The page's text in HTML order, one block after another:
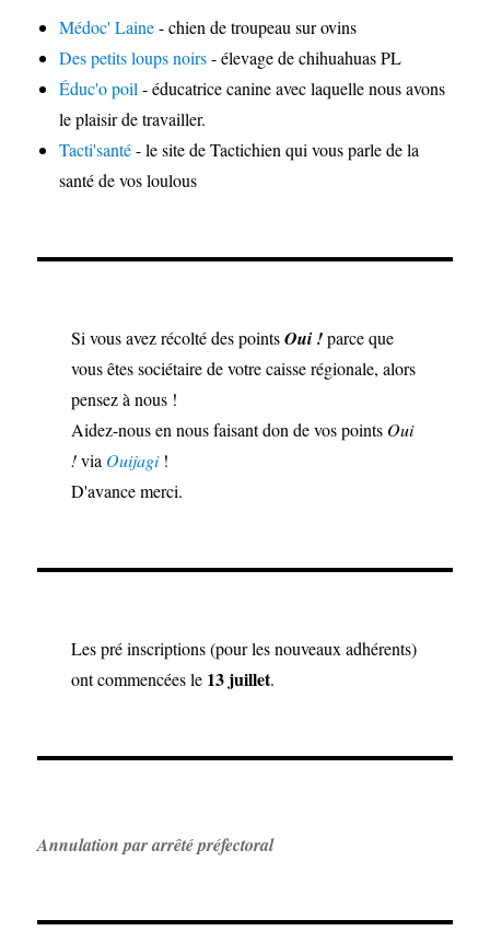
Médoc' Laine- chien de troupeau sur ovins
Des petits loups noirs- élevage de chihuahuas PL
Éduc'o poil - éducatrice canine avec laquelle nous avons
le plaisir de travailler.
Tacti'santé- le site de Tactichien qui vous parle de la
santé de vos loulous
Si vous avez récolté des pointsOui !parce que
vous êtes sociétaire de votre caisse régionale, alors
pensez à nous !
Aidez-nous en nous faisant don de vos points Oui
!via Ouijagi !
D'avance merci.
Les pré inscriptions (pour les nouveaux adhérents)
ont commencées le13 juillet.
Annulation par arrêté préfectoral